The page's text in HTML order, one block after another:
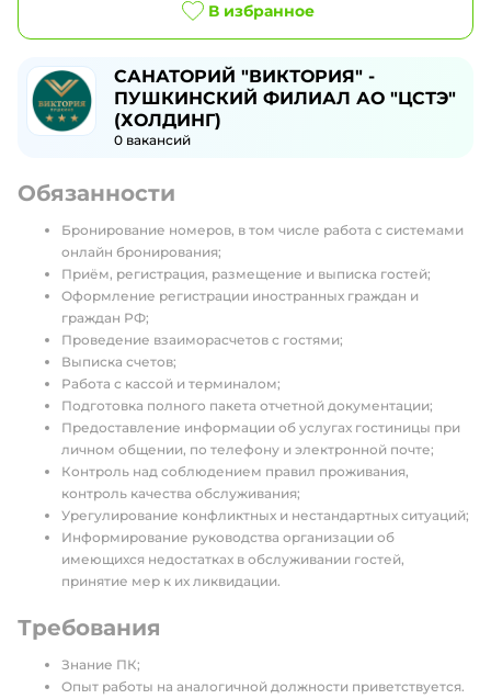
В избранное
САНАТОРИЙ "ВИКТОРИЯ" -
ПУШКИНСКИЙ ФИЛИАЛ АО "ЦСТЭ"
(ХОЛДИНГ)
0 вакансий
Обязанности
Бронирование номеров, в том числе работа с системами
онлайн бронирования;
Приём, регистрация, размещение и выписка гостей;
Оформление регистрации иностранных граждан и
граждан РФ;
Проведение взаиморасчетов с гостями;
Выписка счетов;
Работа с кассой и терминалом;
Подготовка полного пакета отчетной документации;
Предоставление информации об услугах гостиницы при
личном общении, по телефону и электронной почте;
Контроль над соблюдением правил проживания,
контроль качества обслуживания;
Урегулирование конфликтных и нестандартных ситуаций;
Информирование руководства организации об
имеющихся недостатках в обслуживании гостей,
принятие мер к их ликвидации.
Требования
Знание ПК;
Опыт работы на аналогичной должности приветствуется.